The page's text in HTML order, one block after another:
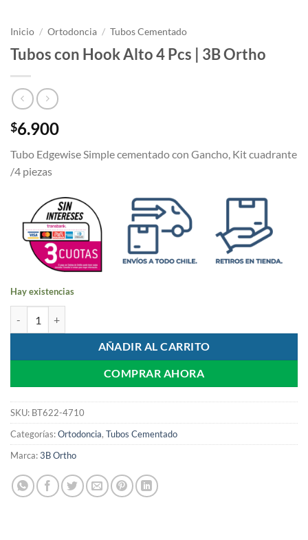
Inicio / Ortodoncia / Tubos Cementado
Tubos con Hook Alto 4 Pcs | 3B Ortho
$6.900
Tubo Edgewise Simple cementado con Gancho, Kit cuadrante
/4 piezas
Hay existencias
AÑADIR AL CARRITO
COMPRAR AHORA
SKU: BT622-4710
Categorías:Ortodoncia, Tubos Cementado
Marca:3B Ortho